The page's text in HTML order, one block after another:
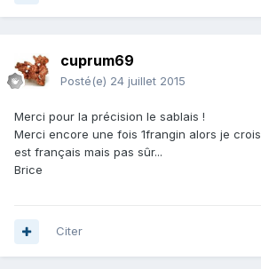
cuprum69
Posté(e) 24 juillet 2015
Merci pour la précision le sablais !
Merci encore une fois 1frangin alors je
est français mais pas sûr...
Brice
Citer